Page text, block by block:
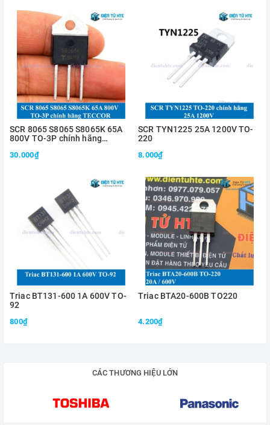
SCR 8065 S8065 S8065K 65A
800V TO-3P chính hãng
30.000₫
SCR TYN1225 25A 1200V TO-
220
8.000₫
Triac BT131-600 1A 600V TO-
92
800₫
Triac BTA20-600B TO220
4.200₫
CÁC THƯƠNG HIỆU LỚN